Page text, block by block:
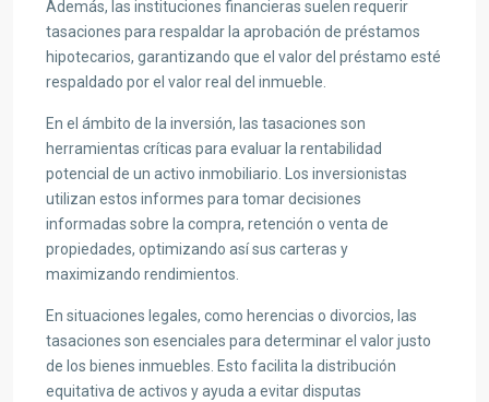
Además, las instituciones financieras suelen requerir
tasaciones para respaldar la aprobación de préstamos
hipotecarios, garantizando que el valor del préstamo esté
respaldado por el valor real del inmueble.
En el ámbito de la inversión, las tasaciones son
herramientas críticas para evaluar la rentabilidad
potencial de un activo inmobiliario. Los inversionistas
utilizan estos informes para tomar decisiones
informadas sobre la compra, retención o venta de
propiedades, optimizando así sus carteras y
maximizando rendimientos.
En situaciones legales, como herencias o divorcios, las
tasaciones son esenciales para determinar el valor justo
de los bienes inmuebles. Esto facilita la distribución
equitativa de activos y ayuda a evitar disputas